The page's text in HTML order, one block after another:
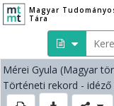
Magyar
Tára
Mérei Gyula (Magyar
Történeti rekord -